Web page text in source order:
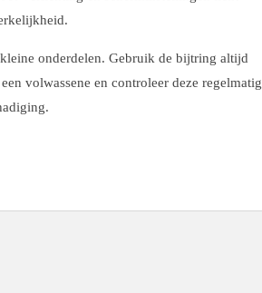
onderdelen. Gebruik de bijtring altijd
volwassene en controleer deze regelmatig